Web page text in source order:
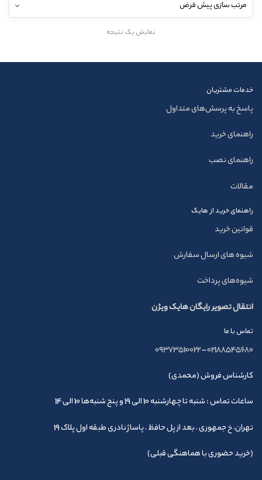
نمایش یک نتیجه
خدمات مشتریان
پاسخ به پرسش‌های متداول
راهنمای خرید
راهنمای نصب
مقالات
راهنمای خرید از هایک
قوانین خرید
شیوه های ارسال سفارش
شیوه‌های پرداخت
انتقال تصویر رایگان هایک ویژن
تماس با ما
02188545680
–
09373510022
کارشناس فروش (محمدی)
ساعات تماس : شنبه تا چهارشنبه 10 الی 19 و پنج شنبه‌ها 10 الی 14
تهران، خ جمهوری ، بعد از پل حافظ ، پاساژ نادری طبقه اول پلاک 19
(خرید حضوری با هماهنگی قبلی)